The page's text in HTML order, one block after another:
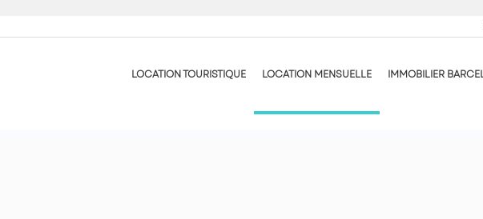
LOCATION TOURISTIQUE LOCATION MENSUELLE IMMOBILIER